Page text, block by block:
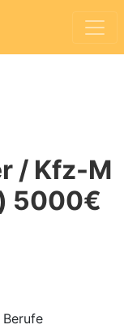
/ Kfz-M
5000€